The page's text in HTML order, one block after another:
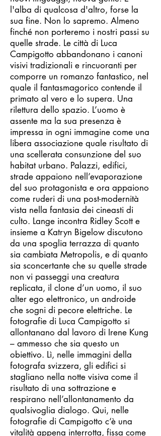
l'alba di qualcosa d'altro, forse la
sua fine. Non lo sapremo. Almeno
finché non porteremo i nostri passi su
quelle strade. Le città di Luca
Campigotto abbandonano i canoni
visivi tradizionali e rincuoranti per
comporre un romanzo fantastico, nel
quale il fantasmagorico contende il
primato al vero e lo supera. Una
rilettura dello spazio. L’uomo è
assente ma la sua presenza è
impressa in ogni immagine come una
libera associazione quale risultato di
una scellerata consunzione del suo
habitat urbano. Palazzi, edifici,
strade appaiono nell’evaporazione
del suo protagonista e ora appaiono
come ruderi di una post-modernità
vista nella fantasia dei cineasti di
culto. Lange incontra Ridley Scott e
insieme a Katryn Bigelow discutono
da una spoglia terrazza di quanto
sia cambiata Metropolis, e di quanto
sia sconcertante che su quelle strade
non vi passeggi una creatura
replicata, il clone d’un uomo, il suo
alter ego elettronico, un androide
che sogni di pecore elettriche. Le
fotografie di Luca Campigotto si
allontanano dal lavoro di Irene Kung
– ammesso che sia questo un
obiettivo. Lì, nelle immagini della
fotografa svizzera, gli edifici si
stagliano nella notte visiva come il
risultato di una sottrazione e
respirano nell’allontanamento da
qualsivoglia dialogo. Qui, nelle
fotografie di Campigotto c‘è una
vitalità appena interrotta, fissa come